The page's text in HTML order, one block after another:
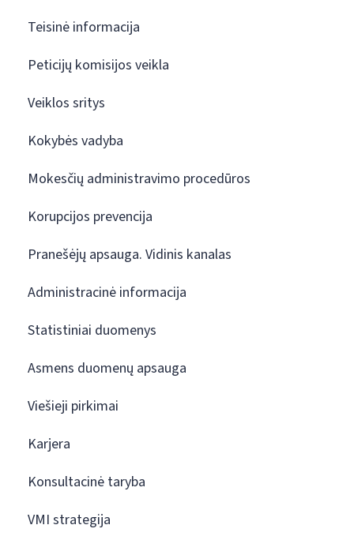
Teisinė informacija
Peticijų komisijos veikla
Veiklos sritys
Kokybės vadyba
Mokesčių administravimo procedūros
Korupcijos prevencija
Pranešėjų apsauga. Vidinis kanalas
Administracinė informacija
Statistiniai duomenys
Asmens duomenų apsauga
Viešieji pirkimai
Karjera
Konsultacinė taryba
VMI strategija